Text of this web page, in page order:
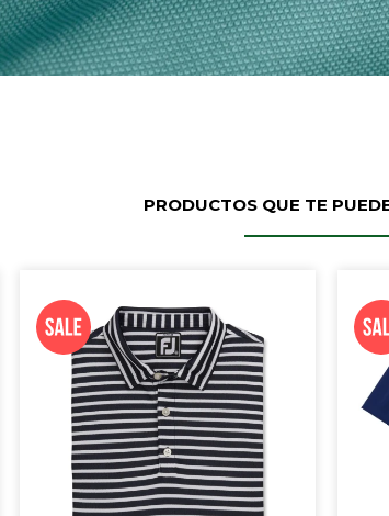
PRODUCTOS QUE TE